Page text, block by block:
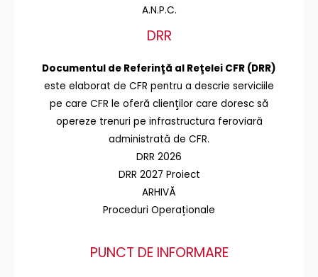
A.N.P.C.
DRR
Documentul de Referinţă al Reţelei CFR (DRR)
este elaborat de CFR pentru a descrie serviciile
pe care CFR le oferă clienţilor care doresc să
opereze trenuri pe infrastructura feroviară
administrată de CFR.
DRR 2026
DRR 2027 Proiect
ARHIVĂ
Proceduri Operaționale
PUNCT DE INFORMARE